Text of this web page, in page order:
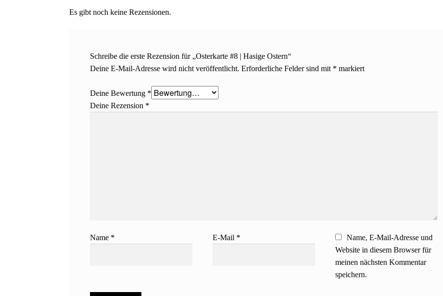
Es gibt noch keine Rezensionen.
Schreibe die erste Rezension für „Osterkarte #8 | Hasige Ostern“
Deine E-Mail-Adresse wird nicht veröffentlicht. Erforderliche Felder sind mit * markiert
Deine Bewertung *
Deine Rezension *
Name * E-Mail *
Name, E-Mail-Adresse und
Website in diesem Browser für
meinen nächsten Kommentar
speichern.